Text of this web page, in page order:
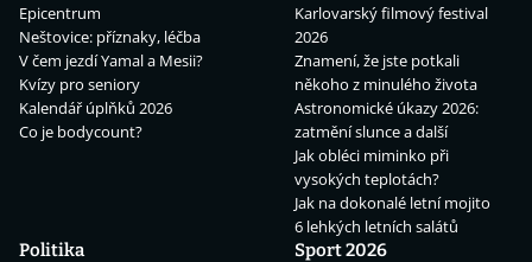
Epicentrum
Neštovice: příznaky, léčba
V čem jezdí Yamal a Mesii?
Kvízy pro seniory
Kalendář úplňků 2026
Co je bodycount?
Karlovarský filmový festival
2026
Znamení, že jste potkali
někoho z minulého života
Astronomické úkazy 2026:
zatmění slunce a další
Jak obléci miminko při
vysokých teplotách?
Jak na dokonalé letní mojito
6 lehkých letních salátů
Politika
Sport 2026